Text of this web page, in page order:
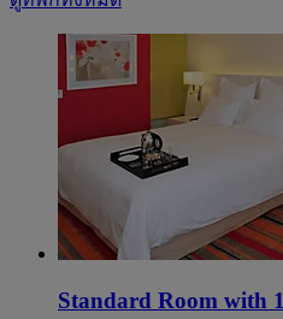
Standard Room with